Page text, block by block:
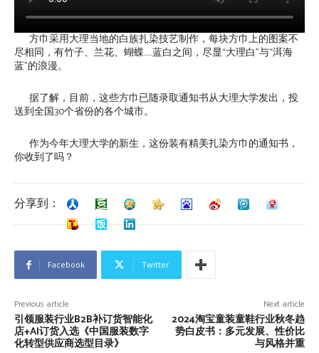
方巾采用大理当地的白族扎染技艺制作，每块方巾上的图案不
尽相同，有竹子、兰花、蝴蝶……蓝白之间，尽显“大理白”与“洱海
蓝”的浪漫。
据了解，目前，这些方巾已随录取通知书从大理大学发出，投
送到全国30个省份的各个城市。
作为今年大理大学的新生，这份装有精美扎染方巾的通知书，
你收到了吗？
分享到：
Facebook Twitter
Previous article
引领服装行业B2B补订货智能化
店+AI订货入选《中国服装数字
化转型供应商选型目录》
Next article
2024淘宝童装童鞋行业秋冬趋
势白皮书：多元发展、性价比
与风格并重